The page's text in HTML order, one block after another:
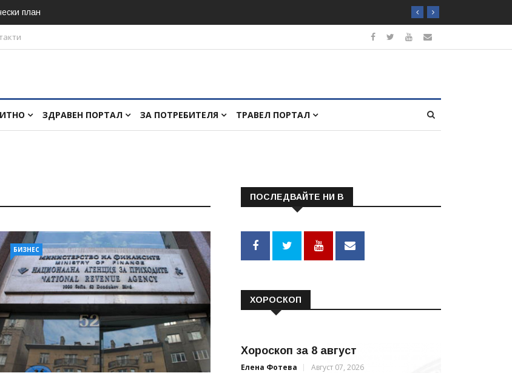
план
ЗДРАВЕН ПОРТАЛ ЗА ПОТРЕБИТЕЛЯ ТРАВЕЛ ПОРТАЛ
БИЗНЕС
ПОСЛЕДВАЙТЕ НИ В
ХОРОСКОП
Хороскоп за 8 август
Елена Фотева Август 07, 2026